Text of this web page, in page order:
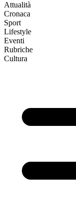
Attualità
Cronaca
Sport
Lifestyle
Eventi
Rubriche
Cultura